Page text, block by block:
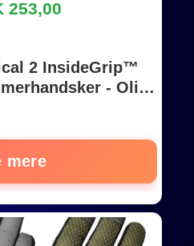
253,00
2 InsideGrip™
- Olive
mere